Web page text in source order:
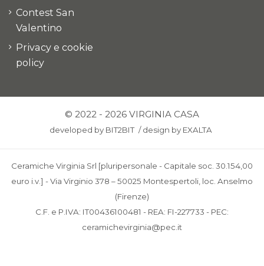
Contest San
Valentino
Privacy e cookie
policy
© 2022 - 2026 VIRGINIA CASA
developed by BIT2BIT /design by EXALTA
Ceramiche Virginia Srl [pluripersonale - Capitale soc. 30.154,00
euro i.v.] - Via Virginio 378 – 50025 Montespertoli, loc. Anselmo
(Firenze)
C.F. e P.IVA: IT00436100481 - REA: FI-227733 - PEC:
ceramichevirginia@pec.it